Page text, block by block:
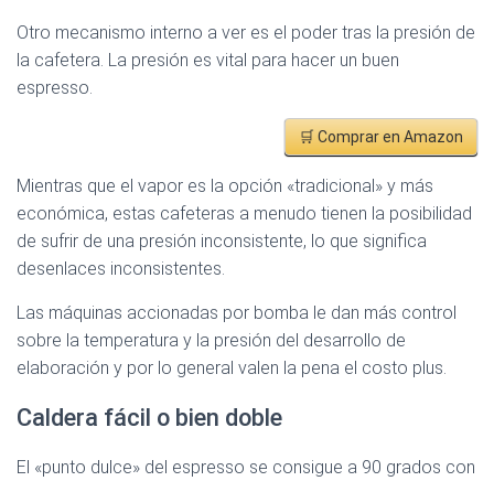
Otro mecanismo interno a ver es el poder tras la presión de
la cafetera. La presión es vital para hacer un buen
espresso.
🛒 Comprar en Amazon
Mientras que el vapor es la opción «tradicional» y más
económica, estas cafeteras a menudo tienen la posibilidad
de sufrir de una presión inconsistente, lo que significa
desenlaces inconsistentes.
Las máquinas accionadas por bomba le dan más control
sobre la temperatura y la presión del desarrollo de
elaboración y por lo general valen la pena el costo plus.
Caldera fácil o bien doble
El «punto dulce» del espresso se consigue a 90 grados con